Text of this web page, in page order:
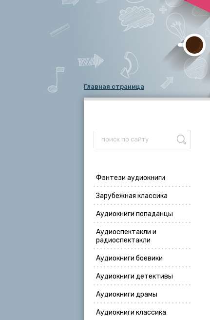
Главная страница
Фэнтези аудиокниги
Зарубежная классика
Аудиокниги попаданцы
Аудиоспектакли и
радиоспектакли
Аудиокниги боевики
Аудиокниги детективы
Аудиокниги драмы
Аудиокниги классика